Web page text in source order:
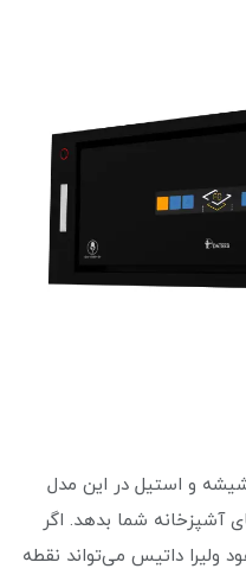
و استیل در این مدل
شما بدهد. اگر
ولیرا داتیس می‌تواند نقطه